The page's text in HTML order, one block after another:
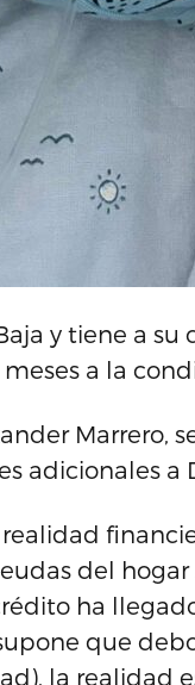
y tiene a
a la
Marrero,
adicionales a
del
ha
que
la realidad